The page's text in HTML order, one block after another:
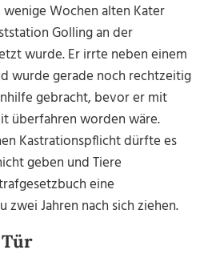
Wochen alten Kater
Golling an der
wurde. Er irrte neben einem
wurde gerade noch rechtzeitig
gebracht, bevor er mit
überfahren worden wäre.
Kastrationspflicht dürfte es
geben und Tiere
eine
zwei Jahren nach sich ziehen.